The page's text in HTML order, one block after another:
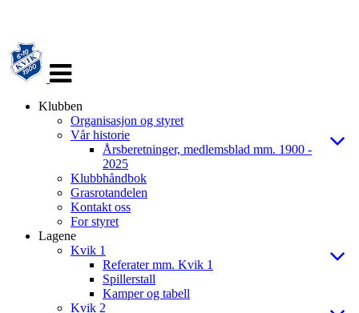
navigasjon
Klubben
Organisasjon og styret
Vår historie
Årsberetninger, medlemsblad mm. 1900 -
2025
Klubbhåndbok
Grasrotandelen
Kontakt oss
For styret
Lagene
Kvik 1
Referater mm. Kvik 1
Spillerstall
Kamper og tabell
Kvik 2